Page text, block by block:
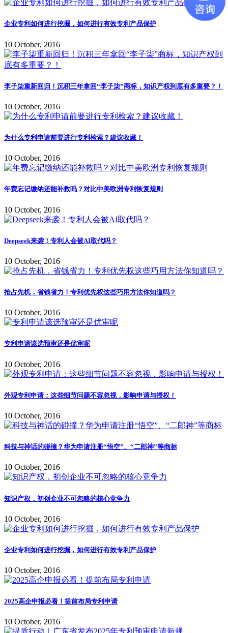
企业专利如何进行挖掘，如何进行有效专利产品保护
10 October, 2016
李子柒重新回归！沉积三年拿回“李子柒”商标，知识产权到底有多重要？！
10 October, 2016
为什么专利申请前要进行专利检索？建议收藏！
10 October, 2016
年费忘记缴纳还能补救吗？对比中美欧洲专利恢复规则
10 October, 2016
Deepseek来袭！专利人会被AI取代吗？
10 October, 2016
抢占先机，省钱省力！专利优先权这些巧用方法你知道吗？
10 October, 2016
专利申请该选预审还是优审呢
10 October, 2016
外观专利申请：这些细节问题不容忽视，影响申请与授权！
10 October, 2016
科技与神话的碰撞？华为申请注册“悟空”、“二郎神”等商标
10 October, 2016
知识产权，初创企业不可忽略的核心竞争力
10 October, 2016
企业专利如何进行挖掘，如何进行有效专利产品保护
10 October, 2016
2025高企申报必看！提前布局专利申请
10 October, 2016